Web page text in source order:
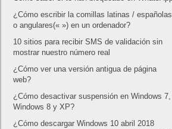
¿Cómo escribir la comillas latinas / españolas
o angulares(« ») en un ordenador?
10 sitios para recibir SMS de validación sin
mostrar nuestro número real
¿Cómo ver una versión antigua de página
web?
¿Cómo desactivar suspensión en Windows 7,
Windows 8 y XP?
¿Cómo descargar Windows 10 abril 2018